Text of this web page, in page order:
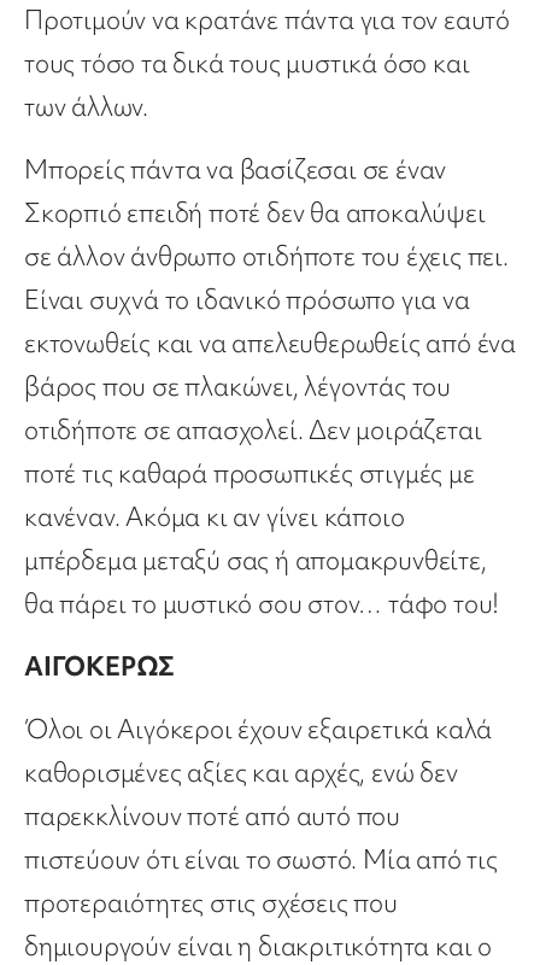
Προτιμούν να κρατάνε πάντα για τον εαυτό
τους τόσο τα δικά τους μυστικά όσο και
των άλλων.
Μπορείς πάντα να βασίζεσαι σε έναν
Σκορπιό επειδή ποτέ δεν θα αποκαλύψει
σε άλλον άνθρωπο οτιδήποτε του έχεις πει.
Είναι συχνά το ιδανικό πρόσωπο για να
εκτονωθείς και να απελευθερωθείς από ένα
βάρος που σε πλακώνει, λέγοντάς του
οτιδήποτε σε απασχολεί. Δεν μοιράζεται
ποτέ τις καθαρά προσωπικές στιγμές με
κανέναν. Ακόμα κι αν γίνει κάποιο
μπέρδεμα μεταξύ σας ή απομακρυνθείτε,
θα πάρει το μυστικό σου στον… τάφο του!
ΑΙΓΟΚΕΡΩΣ
Όλοι οι Αιγόκεροι έχουν εξαιρετικά καλά
καθορισμένες αξίες και αρχές, ενώ δεν
παρεκκλίνουν ποτέ από αυτό που
πιστεύουν ότι είναι το σωστό. Μία από τις
προτεραιότητες στις σχέσεις που
δημιουργούν είναι η διακριτικότητα και ο